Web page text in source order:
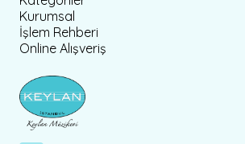
Kurumsal
İşlem Rehberi
Online Alışveriş